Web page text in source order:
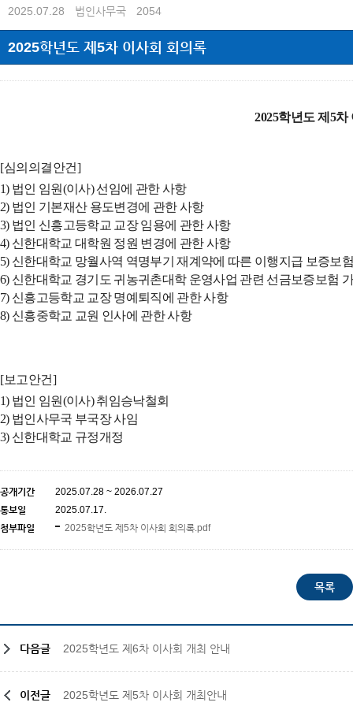
2025.07.28 법인사무국 2054
2025학년도 제5차 이사회 회의록
2025학년도 제5차
[심의의결안건]
1) 법인 임원(이사) 선임에 관한 사항
2) 법인 기본재산 용도변경에 관한 사항
3) 법인 신흥고등학교 교장 임용에 관한 사항
4) 신한대학교 대학원 정원 변경에 관한 사항
5) 신한대학교 망월사역 역명부기 재계약에 따른 이행지급 보증보
6) 신한대학교 경기도 귀농귀촌대학 운영사업 관련 선금보증보험
7) 신흥고등학교 교장 명예퇴직에 관한 사항
8) 신흥중학교 교원 인사에 관한 사항
[보고안건]
1) 법인 임원(이사) 취임승낙철회
2) 법인사무국 부국장 사임
3) 신한대학교 규정개정
공개기간
2025.07.28 ~ 2026.07.27
통보일
2025.07.17.
첨부파일
2025학년도 제5차 이사회 회의록.pdf
다음글 2025학년도 제6차 이사회 개최 안내
이전글 2025학년도 제5차 이사회 개최안내